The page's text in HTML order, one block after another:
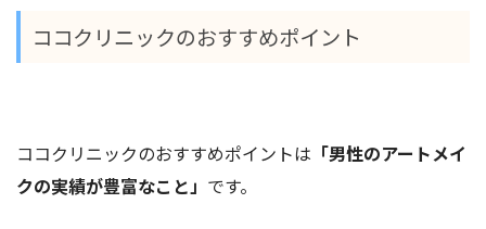
ココクリニックのおすすめポイント
ココクリニックのおすすめポイントは 「男性のアートメイ
クの実績が豊富なこと」 です。